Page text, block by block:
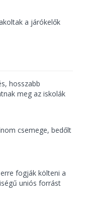
a járókelők
hosszabb
meg az iskolák
csemege, bedőlt
fogják költeni a
uniós forrást